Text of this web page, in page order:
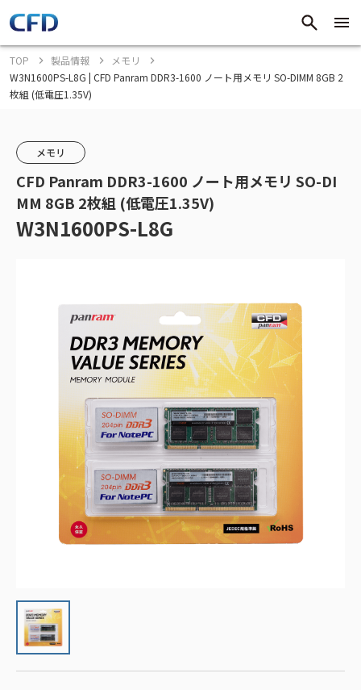
TOP 製品情報
メモリ
W3N1600PS-L8G | CFD Panram DDR3-1600 ノート用メモリ SO-DIMM 8GB 2
枚組 (低電圧1.35V)
メモリ
CFD Panram DDR3-1600 ノート用メモリ SO-DI
MM 8GB 2枚組 (低電圧1.35V)
W3N1600PS-L8G